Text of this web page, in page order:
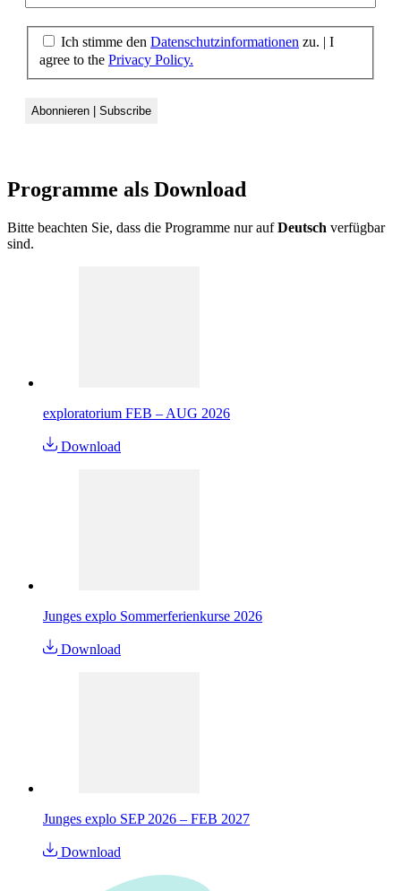
Ich stimme den Datenschutzinformationen zu. | I
agree to the Privacy Policy.
Programme als Download
Bitte beachten Sie, dass die Programme nur aufDeutsch verfügbar
sind.
exploratorium FEB – AUG 2026
Download
Junges explo Sommerferienkurse 2026
Download
Junges explo SEP 2026 – FEB 2027
Download